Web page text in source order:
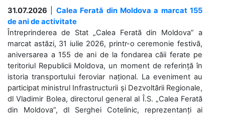
31.07.2026
Calea Ferată din Moldova a marcat 155
de ani de activitate
Întreprinderea de Stat „Calea Ferată din Moldova” a
marcat astăzi, 31 iulie 2026, printr-o ceremonie festivă,
aniversarea a 155 de ani de la fondarea căii ferate pe
teritoriul Republicii Moldova, un moment de referință în
istoria transportului feroviar național. La eveniment au
participat ministrul Infrastructurii și Dezvoltării Regionale,
dl Vladimir Bolea, directorul general al Î.S. „Calea Ferată
din Moldova”, dl Serghei Cotelinic, reprezentanți ai